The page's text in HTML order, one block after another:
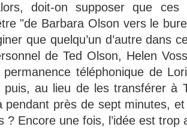
doit-on supposer que ces
"de Barbara Olson vers le
que quelqu’un d’autre dans
de Ted Olson, Helen
téléphonique de
puis, au lieu de les transférer à
pendant près de sept minutes,
? Encore une fois, l’idée est trop